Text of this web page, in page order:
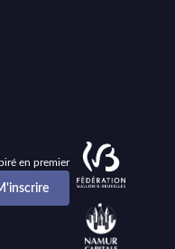
en premier